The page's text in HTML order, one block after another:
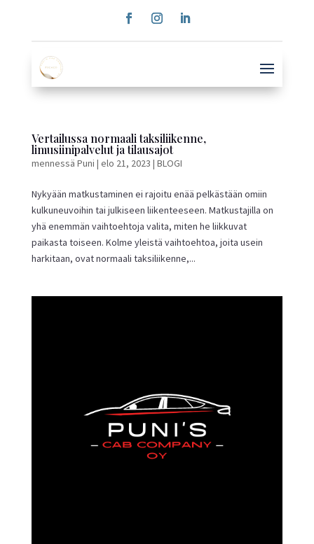
Vertailussa normaali taksiliikenne,
limusiinipalvelut ja tilausajot
mennessä Puni | elo 21, 2023 | BLOGI
Nykyään matkustaminen ei rajoitu enää pelkästään omiin
kulkuneuvoihin tai julkiseen liikenteeseen. Matkustajilla on
yhä enemmän vaihtoehtoja valita, miten he liikkuvat
paikasta toiseen. Kolme yleistä vaihtoehtoa, joita usein
harkitaan, ovat normaali taksiliikenne,...